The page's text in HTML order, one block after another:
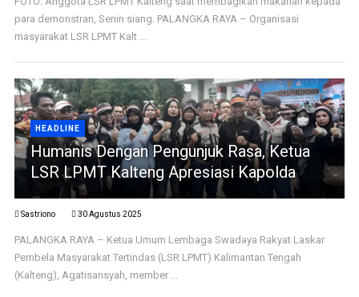
para demonstran, Senin siang. PALANGKA RAYA – Organisasi
masyarakat LSR LPMT Kalt ...
HEADLINE
Humanis Dengan Pengunjuk Rasa, Ketua
LSR LPMT Kalteng Apresiasi Kapolda
Sastriono 30 Agustus 2025
PALANGKA RAYA – Ketua Umum Lembaga Swadaya Rakyat Laskar
Pembela Masyarakat Tertindas (LSR LPMT) Kalimantan Tengah
(Kalteng), Agatisansyah, member ...